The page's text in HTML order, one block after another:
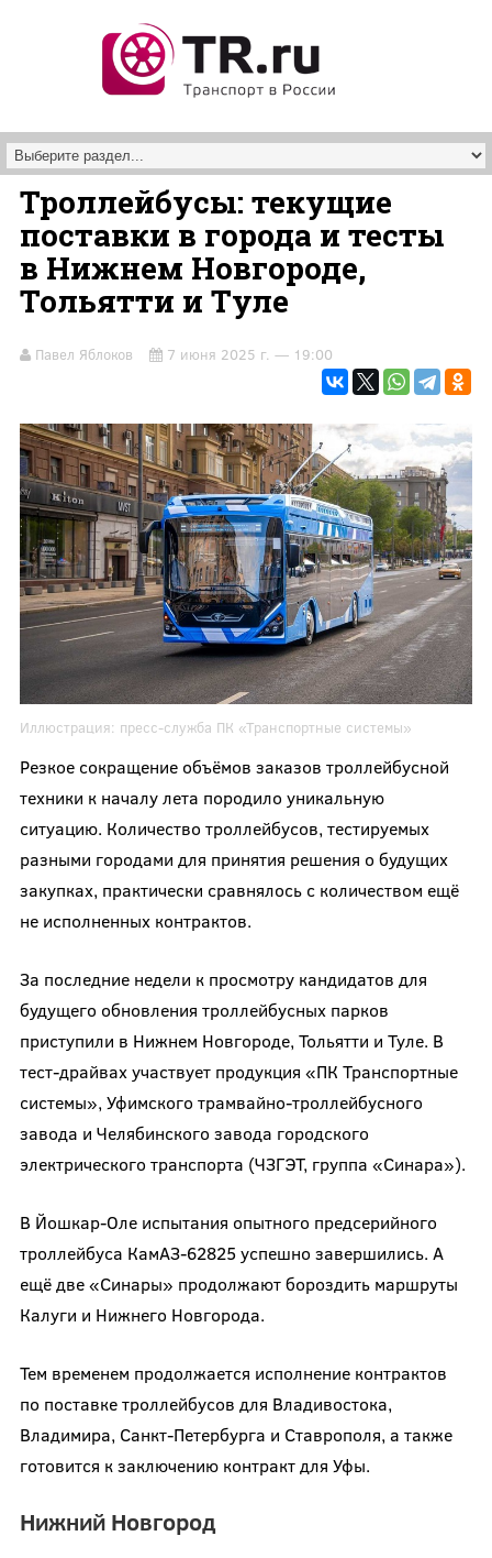
Троллейбусы: текущие
поставки в города и тесты
в Нижнем Новгороде,
Тольятти и Туле
Павел Яблоков 7 июня 2025 г. — 19:00
Иллюстрация: пресс-служба ПК «Транспортные системы»
Резкое сокращение объёмов заказов троллейбусной
техники к началу лета породило уникальную
ситуацию. Количество троллейбусов, тестируемых
разными городами для принятия решения о будущих
закупках, практически сравнялось с количеством ещё
не исполненных контрактов.
За последние недели к просмотру кандидатов для
будущего обновления троллейбусных парков
приступили в Нижнем Новгороде, Тольятти и Туле. В
тест-драйвах участвует продукция «ПК Транспортные
системы», Уфимского трамвайно-троллейбусного
завода и Челябинского завода городского
электрического транспорта (ЧЗГЭТ, группа «Синара»).
В Йошкар-Оле испытания опытного предсерийного
троллейбуса КамАЗ-62825 успешно завершились. А
ещё две «Синары» продолжают бороздить маршруты
Калуги и Нижнего Новгорода.
Тем временем продолжается исполнение контрактов
по поставке троллейбусов для Владивостока,
Владимира, Санкт-Петербурга и Ставрополя, а также
готовится к заключению контракт для Уфы.
Нижний Новгород